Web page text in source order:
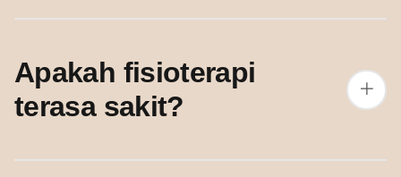
Apakah fisioterapi
terasa sakit?